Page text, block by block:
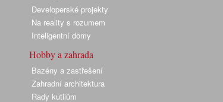
Developerské projekty
Na reality s rozumem
Inteligentní domy
Hobby a zahrada
Bazény a zastřešení
Zahradní architektura
Rady kutilům